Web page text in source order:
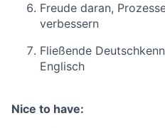
Freude daran,
verbessern
Fließende
Englisch
Nice to have: